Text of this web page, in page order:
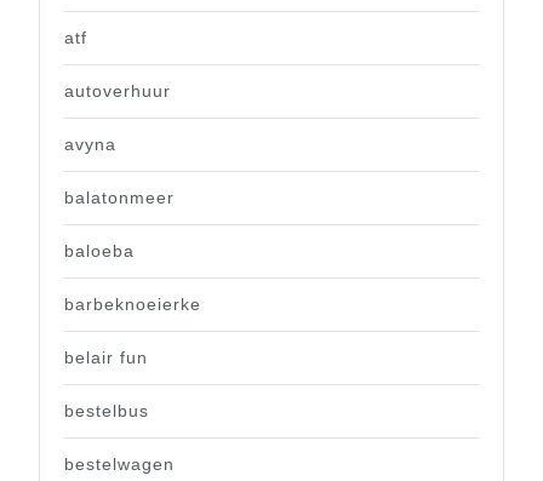
atf
autoverhuur
avyna
balatonmeer
baloeba
barbeknoeierke
belair fun
bestelbus
bestelwagen